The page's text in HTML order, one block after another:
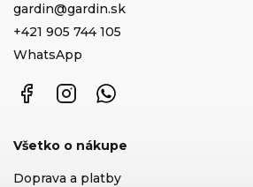
gardin@gardin.sk
+421 905 744 105
WhatsApp
FacebookInstagram
Všetko o nákupe
Doprava a platby